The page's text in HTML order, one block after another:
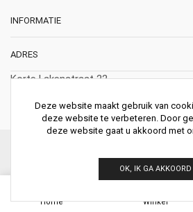
INFORMATIE
ADRES
Korte Lakenstraat 22
Nederland
Home Winkel
Deze website maakt gebruik van
deze website te verbeteren. Door
deze website gaat u akkoord met
OK, IK GA AKKOORD